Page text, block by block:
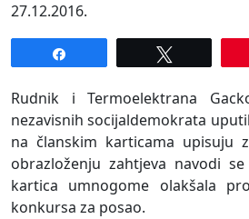
27.12.2016.
Rudnik i Termoelektrana
nezavisnih socijaldemokrata
na članskim karticama upisuju
obrazloženju zahtjeva navodi
kartica umnogome olakšala
konkursa za posao.